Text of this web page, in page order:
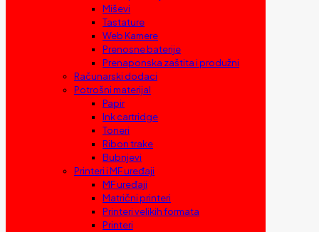
Miševi
Tastature
Web Kamere
Prenosne baterije
Prenaponska zaštita i produžni
Računarski dodaci
Potrošni materijal
Papir
Ink cartridge
Toneri
Ribon trake
Bubnjevi
Printeri i MF uređaji
MF uređaji
Matrični printeri
Printeri velikih formata
Printeri